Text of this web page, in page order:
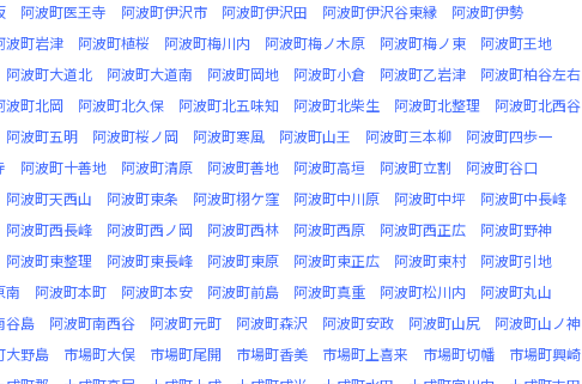
阿波町医王寺 阿波町伊沢市 阿波町伊沢田 阿波町伊沢谷東縁
阿波町伊勢
波町岩津 阿波町植桜 阿波町梅川内 阿波町梅ノ木原 阿波町梅ノ東
阿波町王地
阿波町大道北 阿波町大道南 阿波町岡地 阿波町小倉 阿波町乙岩津
阿波町柏谷左右
波町北岡 阿波町北久保 阿波町北五味知 阿波町北柴生 阿波町北整理
阿波町北西谷
阿波町五明 阿波町桜ノ岡 阿波町寒風 阿波町山王 阿波町三本柳
阿波町四歩一
阿波町十善地 阿波町清原 阿波町善地 阿波町高垣 阿波町立割
阿波町谷口
阿波町天西山 阿波町東条 阿波町栩ケ窪 阿波町中川原 阿波町中坪
阿波町中長峰
阿波町西長峰 阿波町西ノ岡 阿波町西林 阿波町西原 阿波町西正広
阿波町野神
阿波町東整理 阿波町東長峰 阿波町東原 阿波町東正広 阿波町東村
阿波町引地
南 阿波町本町 阿波町本安 阿波町前島 阿波町真重 阿波町松川内
阿波町丸山
谷島 阿波町南西谷 阿波町元町 阿波町森沢 阿波町安政 阿波町山尻
阿波町山ノ神
大野島 市場町大俣 市場町尾開 市場町香美 市場町上喜来 市場町切幡
市場町興崎